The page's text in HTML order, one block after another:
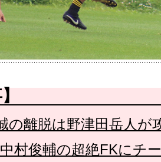
の離脱は野津田岳人が
村俊輔の超絶FKにチ